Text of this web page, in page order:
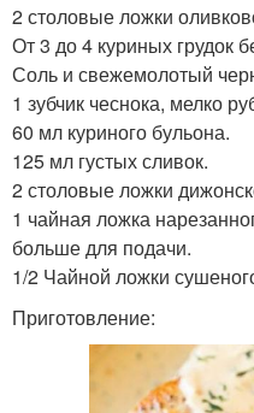
2 столовые ложки
От 3 до 4 куриных грудок
Соль и свежемолотый
1 зубчик чеснока, мелко
60 мл куриного бульона.
125 мл густых сливок.
2 столовые ложки
1 чайная ложка
больше для подачи.
1/2 Чайной ложки
Приготовление: